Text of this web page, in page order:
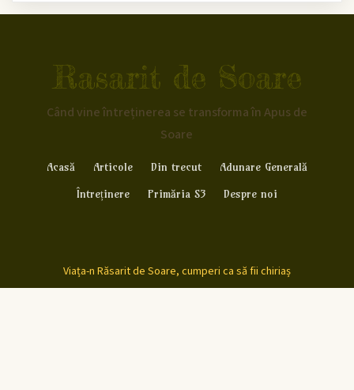
Rasarit de Soare
Când vine întreținerea se transforma în Apus de
Soare
Acasă Articole Din trecut
Adunare Generală
Întreținere
Primăria S3 Despre noi
Viața-n Răsarit de Soare, cumperi ca să fii chiriaș